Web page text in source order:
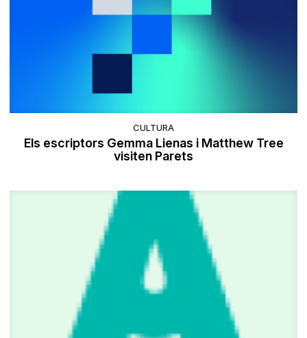
CULTURA
Els escriptors Gemma Lienas i Matthew Tree
visiten Parets